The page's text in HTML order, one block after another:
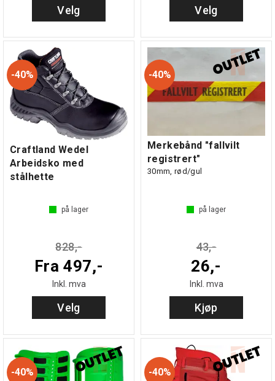
Velg Velg
40%
Craftland Wedel
Arbeidsko med
stålhette
på lager
828,-
Fra 497,-
Inkl. mva
Velg
40%
Merkebånd "fallvilt
registrert"
30mm, rød/gul
på lager
43,-
26,-
Inkl. mva
Kjøp
40% 40%